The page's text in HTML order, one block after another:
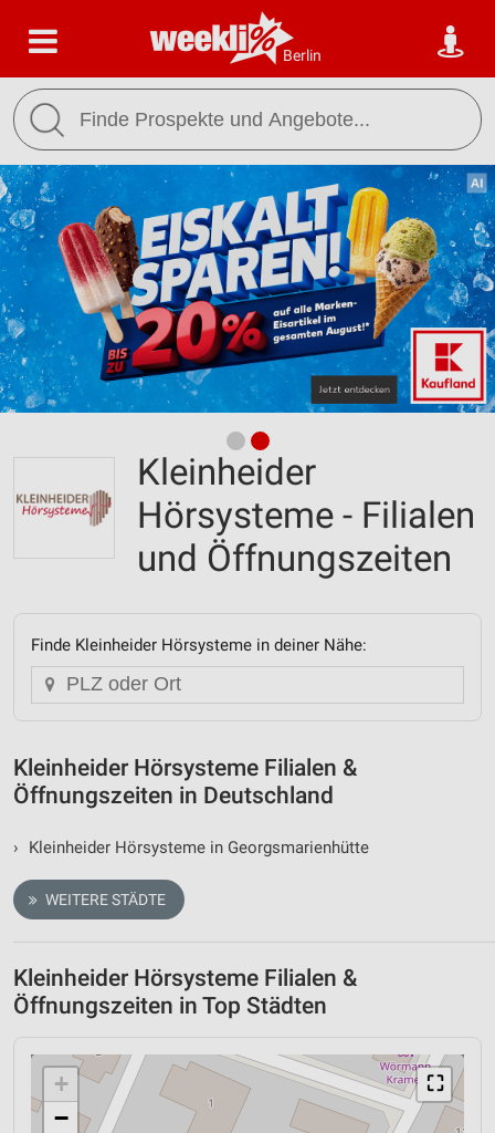
Berlin
Kleinheider
Hörsysteme - Filialen
und Öffnungszeiten
Finde Kleinheider Hörsysteme in deiner Nähe:
Kleinheider Hörsysteme Filialen &
Öffnungszeiten in Deutschland
› Kleinheider Hörsysteme in Georgsmarienhütte
WEITERE STÄDTE
Kleinheider Hörsysteme Filialen &
Öffnungszeiten in Top Städten
⛶
+
−